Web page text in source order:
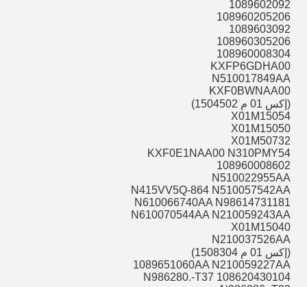
1089602092
108960205206
1089603092
108960305206
108960008304
KXFP6GDHA00
N510017849AA
KXF0BWNAA00
(إكس 01 م 1504502)
X01M15054
X01M15050
X01M50732
KXF0E1NAA00 N310PMY54
108960008602
N510022955AA
N415VV5Q-864 N510057542AA
N610066740AA N98614731181
N610070544AA N210059243AA
X01M15040
N210037526AA
(إكس 01 م 1508304)
1089651060AA N210059227AA
N986280.-T37 108620430104